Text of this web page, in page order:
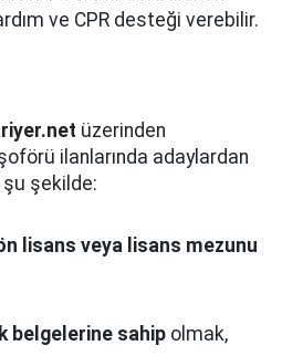
ve CPR desteği verebilir.
üzerinden
ilanlarında adaylardan
şekilde:
lisans veya lisans mezunu
belgelerine sahip olmak,